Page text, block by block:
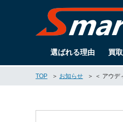
選ばれる理由 買
TOP お知らせ ＜ アウデ